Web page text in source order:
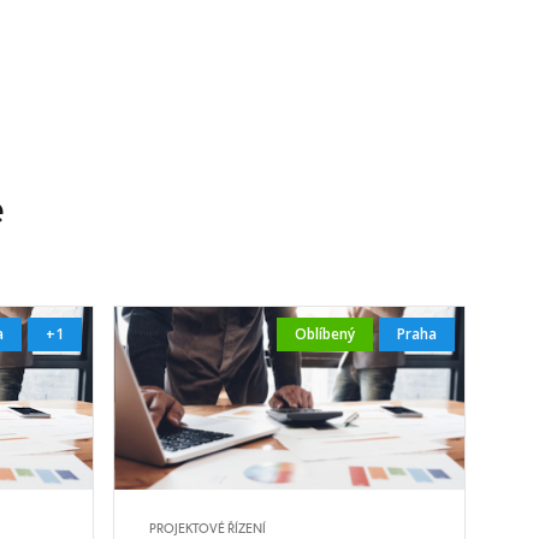
+1 Oblíbený Praha
PROJEKTOVÉ ŘÍZENÍ